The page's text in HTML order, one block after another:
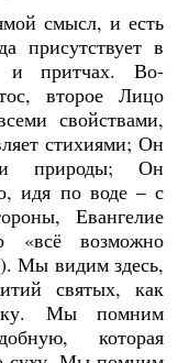
смысл, и есть
присутствует в
и притчах. Во-
второе Лицо
свойствами,
стихиями; Он
природы; Он
идя по воде – с
Евангелие
«всё возможно
Мы видим здесь,
святых, как
Мы помним
которая